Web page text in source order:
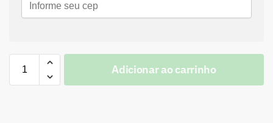
Adicionar ao carrinho